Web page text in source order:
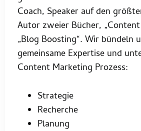
Coach, Speaker auf den
Autor zweier Bücher,
„Blog Boosting“. Wir bündeln
gemeinsame Expertise und
Content Marketing Prozess:
Strategie
Recherche
Planung